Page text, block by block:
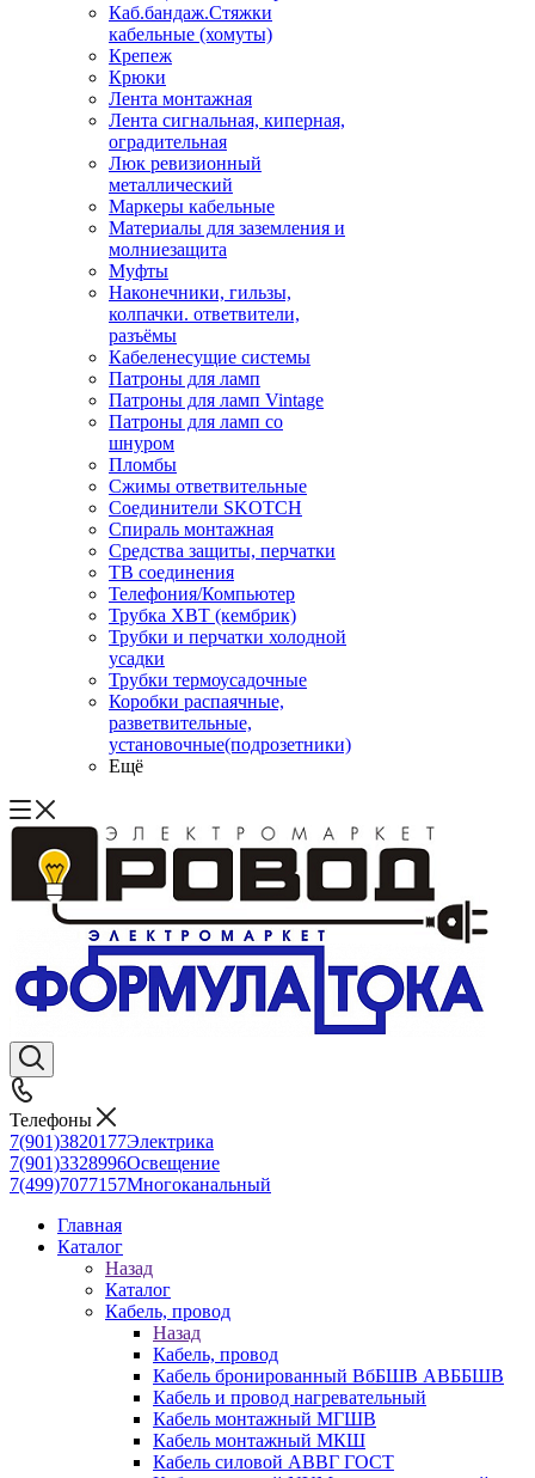
Каб.бандаж.Стяжки
кабельные (хомуты)
Крепеж
Крюки
Лента монтажная
Лента сигнальная, киперная,
оградительная
Люк ревизионный
металлический
Маркеры кабельные
Материалы для заземления и
молниезащита
Муфты
Наконечники, гильзы,
колпачки. ответвители,
разъёмы
Кабеленесущие системы
Патроны для ламп
Патроны для ламп Vintage
Патроны для ламп со
шнуром
Пломбы
Сжимы ответвительные
Соединители SKOTCH
Спираль монтажная
Средства защиты, перчатки
ТВ соединения
Телефония/Компьютер
Трубка ХВТ (кембрик)
Трубки и перчатки холодной
усадки
Трубки термоусадочные
Коробки распаячные,
разветвительные,
установочные(подрозетники)
Ещё
Телефоны
7(901)3820177Электрика
7(901)3328996Освещение
7(499)7077157Многоканальный
Главная
Каталог
Назад
Каталог
Кабель, провод
Назад
Кабель, провод
Кабель бронированный ВбБШВ АВББШВ
Кабель и провод нагревательный
Кабель монтажный МГШВ
Кабель монтажный МКШ
Кабель силовой АВВГ ГОСТ